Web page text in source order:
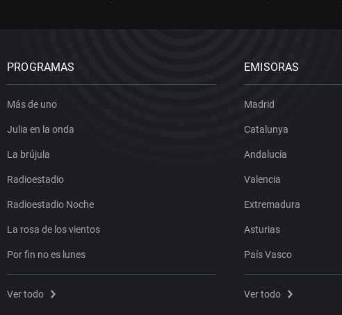
PROGRAMAS
Más de uno
Julia en la onda
La brújula
Radioestadio
Radioestadio Noche
La rosa de los vientos
Por fin no es lunes
Ver todo
EMISORAS
Madrid
Catalunya
Andalucía
Valencia
Extremadura
Asturias
País Vasco
Ver todo